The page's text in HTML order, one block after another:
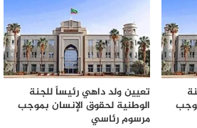
تعيين ولد داهي رئيساً للجنة
الوطنية لحقوق الإنسان بموجب
مرسوم رئاسي